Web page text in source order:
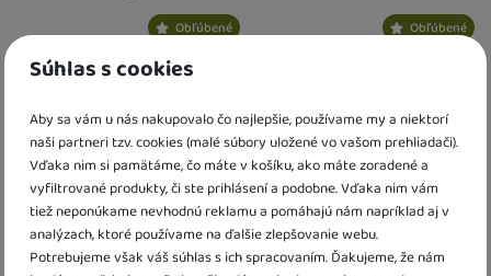
Súhlas s cookies
Aby sa vám u nás nakupovalo čo najlepšie, používame my a niektorí
naši partneri tzv. cookies (malé súbory uložené vo vašom prehliadači).
Vďaka nim si pamätáme, čo máte v košíku, ako máte zoradené a
vyfiltrované produkty, či ste prihlásení a podobne. Vďaka nim vám
tiež neponúkame nevhodnú reklamu a pomáhajú nám napríklad aj v
analýzach, ktoré používame na ďalšie zlepšovanie webu.
Potrebujeme však váš súhlas s ich spracovaním. Ďakujeme, že nám
Kdy zboží dostanete?
skladem 2 ks:Osobný odber vo výdajnom mieste12. 8.
3 a více ks:Osobný odber vo výdajnom mieste
Osobný odber vo
U Vás doma13. 8.
Osobný odber vo
Obľúbené
Obľúbené